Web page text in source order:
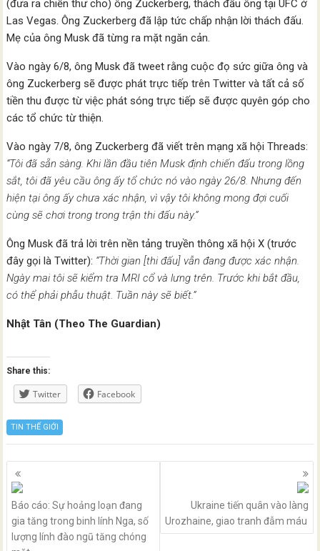
(đưa ra chiến thư cho) ông Zuckerberg, thách đấu ông tại UFC ở
Las Vegas. Ông Zuckerberg đã lập tức chấp nhận lời thách đấu.
Mẹ của ông Musk đã từng ra mặt ngăn cản.
Vào ngày 6/8, ông Musk đã tweet rằng cuộc đọ sức giữa ông và
ông Zuckerberg sẽ được phát trực tiếp trên Twitter và tất cả số
tiền thu được từ việc phát sóng trực tiếp sẽ được quyên góp cho
các tổ chức từ thiện.
Vào ngày 7/8, ông Zuckerberg đã viết trên mạng xã hội Threads:
“Tôi đã sẵn sàng. Khi lần đầu tiên Musk định chiến đấu trong lồng
sắt, tôi đã yêu cầu ông ấy tổ chức nó vào ngày 26/8. Nhưng đến
hiện tại ông ấy chưa xác nhận, vì vậy tôi không mong đợi cuối
cùng sẽ chơi trong trong trận thi đấu này.”
Ông Musk đã trả lời trên nền tảng truyền thông xã hội X (trước
đây gọi là Twitter): “Thời gian [thi đấu] vẫn đang được xác nhận.
Ngày mai tôi sẽ kiểm tra MRI cổ và lưng trên. Trước khi bắt đầu,
có thể phải phẫu thuật. Tuần này sẽ biết.”
Nhật Tân (Theo The Guardian)
Share this:
Twitter Facebook
TIN THẾ GIỚI
Posts
navigation
Báo cáo: Sự hoảng loạn đang
gia tăng trong binh lính Nga, số
lượng lính đào ngũ tăng chóng
Ukraine tiến quân vào làng
Urozhaine, giao tranh đẫm máu